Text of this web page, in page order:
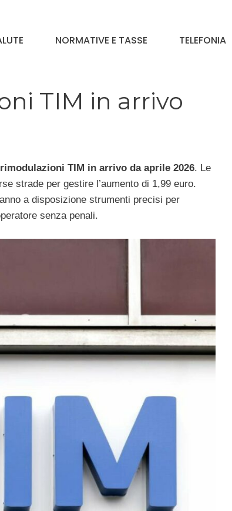
NORMATIVE E TASSE TELEFONIA
TIM in arrivo
TIM in arrivo da aprile 2026. Le
strade per gestire l’aumento di 1,99 euro.
a disposizione strumenti precisi per
senza penali.